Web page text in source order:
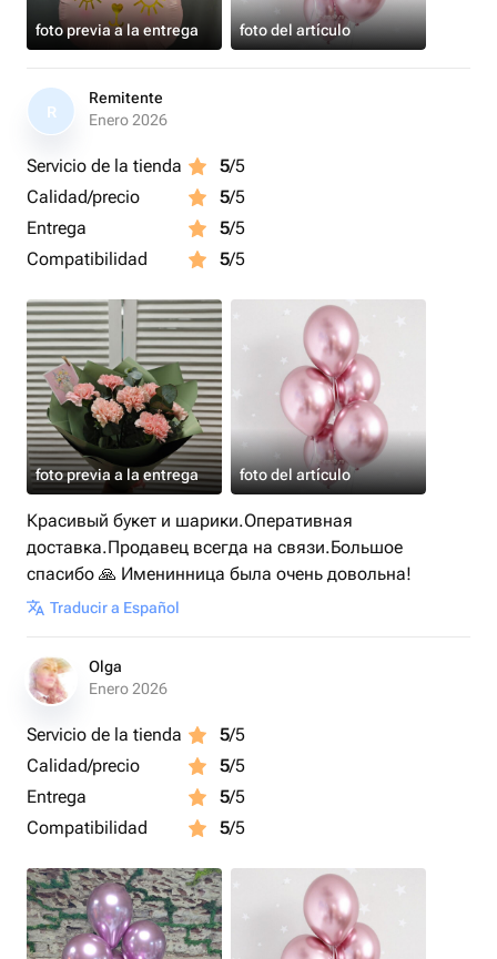
foto previa a la entrega foto del artículo
R
Remitente
Enero 2026
Servicio de la tienda 5/5
Calidad/precio
5/5
Entrega
5/5
Compatibilidad
5/5
foto previa a la entrega foto del artículo
Красивый букет и шарики.Оперативная
доставка.Продавец всегда на связи.Большое
спасибо 🙏 Именинница была очень довольна!
Traducir a Español
Olga
Enero 2026
Servicio de la tienda 5/5
Calidad/precio
5/5
Entrega
5/5
Compatibilidad
5/5